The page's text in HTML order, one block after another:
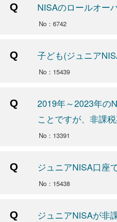
NISAのロールオー
No：6742
子ども(ジュニア
No：15439
2019年～2023年の
ことですが、非課
No：13391
ジュニアNISA口座
No：15438
ジュニアNISAが非